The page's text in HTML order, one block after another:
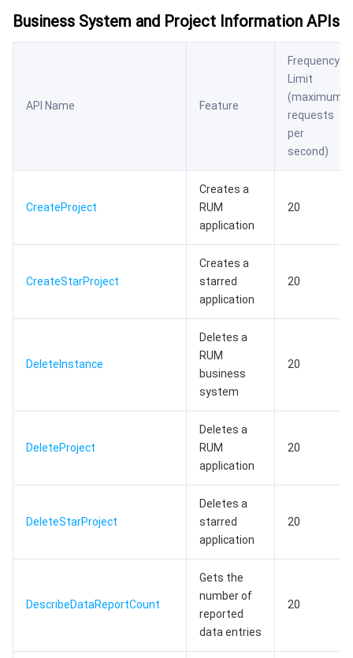
Business System and Project Information APIs
API Name Feature
Frequency
Limit
(maximum
requests
per
second)
CreateProject
Creates a
RUM
application
20
CreateStarProject
Creates a
starred
application
20
DeleteInstance
Deletes a
RUM
business
system
20
DeleteProject
Deletes a
RUM
application
20
DeleteStarProject
Deletes a
starred
application
20
DescribeDataReportCount
Gets the
number of
reported
data entries
20